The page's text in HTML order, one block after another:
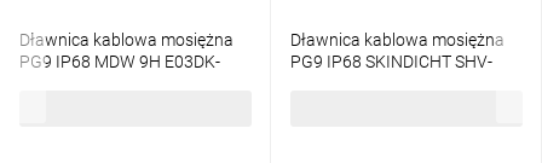
Dławnica kablowa mosiężna
PG9 IP68 MDW 9H E03DK-
Dławnica kablowa mosiężna
PG9 IP68 SKINDICHT SHV-